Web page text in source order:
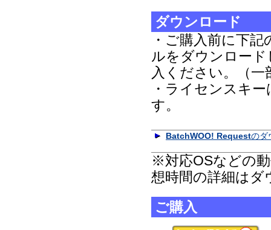
ダウンロード
・ご購入前に下
ルをダウンロー
入ください。（
・ライセンスキ
す。
BatchWOO! Requestのダ
※対応OSなどの
想時間の詳細はダ
ご購入